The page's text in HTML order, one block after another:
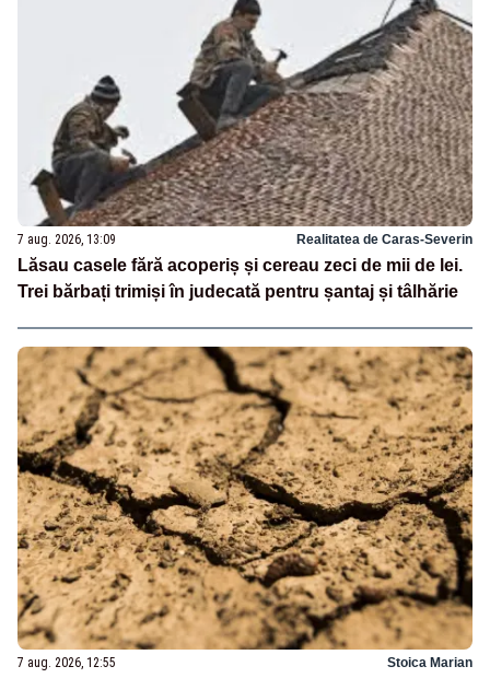
7 aug. 2026, 13:09 Realitatea de Caras-Severin
Lăsau casele fără acoperiș și cereau zeci de mii de lei.
Trei bărbați trimiși în judecată pentru șantaj și tâlhărie
7 aug. 2026, 12:55 Stoica Marian